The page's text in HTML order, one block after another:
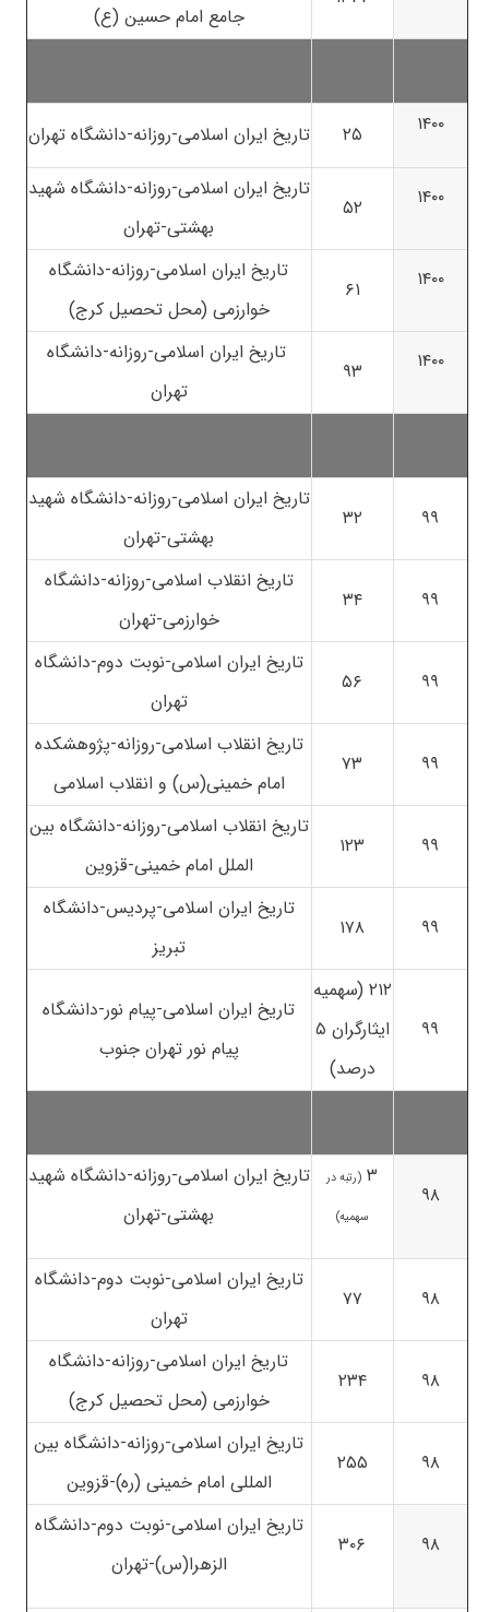
جامع امام حسین (ع)
۱۴۰۰ ۲۵ تاریخ ایران اسلامی-روزانه-دانشگاه تهران
۱۴۰۰ ۵۲
تاریخ ایران اسلامی-روزانه-دانشگاه شهید
بهشتی-تهران
۱۴۰۰
۶۱
تاریخ ایران اسلامی-روزانه-دانشگاه
خوارزمی (محل تحصیل کرج)
۱۴۰۰
۹۳
تاریخ ایران اسلامی-روزانه-دانشگاه
تهران
۹۹ ۳۲
تاریخ ایران اسلامی-روزانه-دانشگاه شهید
بهشتی-تهران
۹۹ ۳۴
تاریخ انقلاب اسلامی-روزانه-دانشگاه
خوارزمی-تهران
۹۹ ۵۶
تاریخ ایران اسلامی-نوبت دوم-دانشگاه
تهران
۹۹ ۷۳
تاریخ انقلاب اسلامی-روزانه-پژوهشکده
امام خمینی(س) و انقلاب اسلامی
۹۹ ۱۲۳
تاریخ انقلاب اسلامی-روزانه-دانشگاه بین
الملل امام خمینی-قزوین
۹۹ ۱۷۸
تاریخ ایران اسلامی-پردیس-دانشگاه
تبریز
۹۹
۲۱۲ (سهمیه
ایثارگران ۵
درصد)
تاریخ ایران اسلامی-پیام نور-دانشگاه
پیام نور تهران جنوب
۹۸
۳ (رتبه در
سهمیه)
تاریخ ایران اسلامی-روزانه-دانشگاه شهید
بهشتی-تهران
۹۸ ۷۷
تاریخ ایران اسلامی-نوبت دوم-دانشگاه
تهران
۹۸ ۲۳۴
تاریخ ایران اسلامی-روزانه-دانشگاه
خوارزمی (محل تحصیل کرج)
۹۸ ۲۵۵
تاریخ ایران اسلامی-روزانه-دانشگاه بین
المللی امام خمینی (ره)-قزوین
۹۸ ۳۰۶
تاریخ ایران اسلامی-نوبت دوم-دانشگاه
الزهرا(س)-تهران